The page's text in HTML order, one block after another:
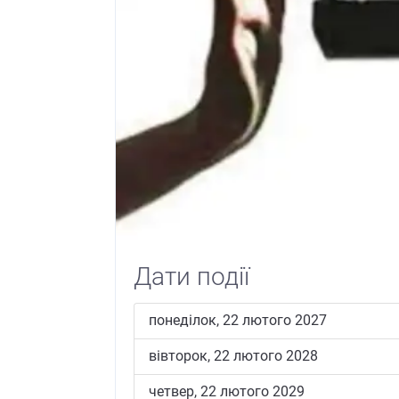
Previous
Дати події
понеділок, 22 лютого 2027
вівторок, 22 лютого 2028
четвер, 22 лютого 2029